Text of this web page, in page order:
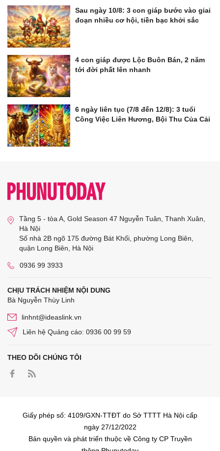
Sau ngày 10/8: 3 con giáp bước vào giai
đoạn nhiều cơ hội, tiền bạc khởi sắc
4 con giáp được Lộc Buôn Bán, 2 năm
tới đời phất lên nhanh
6 ngày liên tục (7/8 đến 12/8): 3 tuổi
Công Việc Liên Hương, Bội Thu Của Cải
Tầng 5 - tòa A, Gold Season 47 Nguyễn Tuân, Thanh Xuân,
Hà Nội
Số nhà 2B ngõ 175 đường Bát Khối, phường Long Biên,
quận Long Biên, Hà Nội
0936 99 3933
CHỊU TRÁCH NHIỆM NỘI DUNG
Bà Nguyễn Thùy Linh
linhnt@ideaslink.vn
Liên hệ Quảng cáo: 0936 00 99 59
THEO DÕI CHÚNG TÔI
Giấy phép số: 4109/GXN-TTĐT do Sở TTTT Hà Nội cấp
ngày 27/12/2022
Bản quyền và phát triển thuộc về Công ty CP Truyền